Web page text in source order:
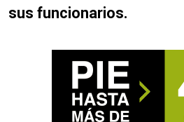
sus funcionarios.